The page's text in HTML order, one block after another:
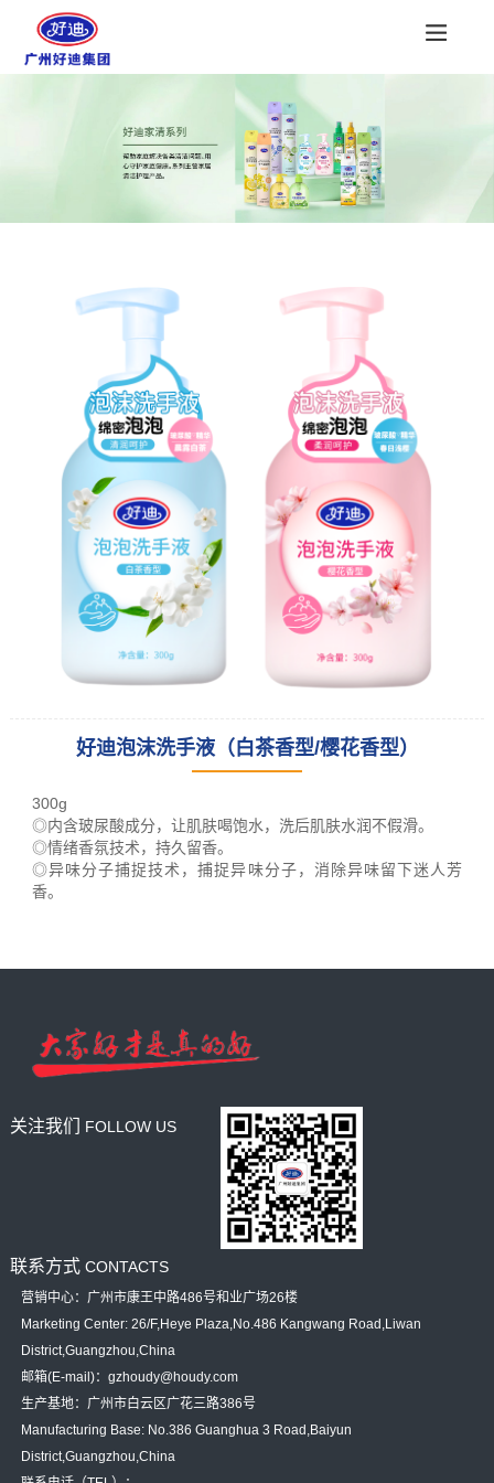
好迪泡沫洗手液（白茶香型/樱花香型）
and provider
300g
◎内含玻尿酸成分，让肌肤喝饱水，洗后肌肤水润不假滑。
◎情绪香氛技术，持久留香。
◎异味分子捕捉技术，捕捉异味分子，消除异味留下迷人芳
香。
关注我们 FOLLOW US
联系方式 CONTACTS
营销中心：广州市康王中路486号和业广场26楼
Marketing Center: 26/F,Heye Plaza,No.486 Kangwang Road,Liwan
District,Guangzhou,China
邮箱(E-mail)：gzhoudy@houdy.com
生产基地：广州市白云区广花三路386号
Manufacturing Base: No.386 Guanghua 3 Road,Baiyun
District,Guangzhou,China